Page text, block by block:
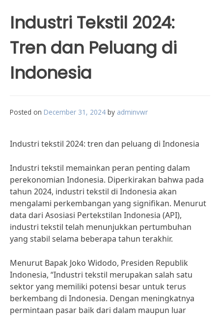
Industri Tekstil 2024:
Tren dan Peluang di
Indonesia
Posted on December 31, 2024 by adminvwr
Industri tekstil 2024: tren dan peluang di Indonesia
Industri tekstil memainkan peran penting dalam
perekonomian Indonesia. Diperkirakan bahwa pada
tahun 2024, industri tekstil di Indonesia akan
mengalami perkembangan yang signifikan. Menurut
data dari Asosiasi Pertekstilan Indonesia (API),
industri tekstil telah menunjukkan pertumbuhan
yang stabil selama beberapa tahun terakhir.
Menurut Bapak Joko Widodo, Presiden Republik
Indonesia, “Industri tekstil merupakan salah satu
sektor yang memiliki potensi besar untuk terus
berkembang di Indonesia. Dengan meningkatnya
permintaan pasar baik dari dalam maupun luar